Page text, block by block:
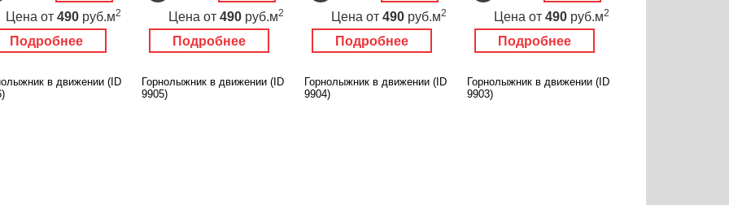
Подробнее
Цена от 490 руб.м2
Подробнее
Цена от 490 руб.м2
Подробнее
Цена от 490 руб.м2
Подробнее
Цена от 490 руб.м2
в движении (ID
Горнолыжник в движении (ID
9905)
Горнолыжник в движении (ID
9904)
Горнолыжник в движении (ID
9903)